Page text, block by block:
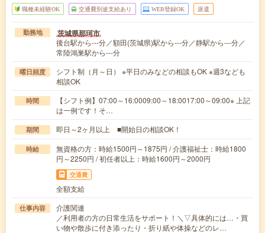
職種未経験OK 交通費別途支給あり WEB登録OK 派遣
勤務地 茨城県那珂市
後台駅から---分／額田(茨城県)駅から---分／静駅から---分／
常陸鴻巣駅から---分
曜日頻度
シフト制（月～日） ※平日のみなどの相談もOK ※週3なども
相談OK
時間
【シフト例】07:00～16:0009:00～18:0017:00～09:00※ 上記
は一例です！そ…
期間 即日～2ヶ月以上 ■開始日の相談OK！
時給
無資格の方：時給1500円～1875円 / 介護福祉士：時給1800
円～2250円 / 初任者以上：時給1600円～2000円
交通費
全額支給
仕事内容
介護関連
／利用者の方の日常生活をサポート！＼▽具体的には…・買
い物や散歩に付き添ったり・折り紙や体操などのレ…